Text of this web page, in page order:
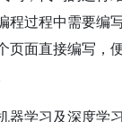
程过程中需要编
页面直接编写，
器学习及深度学